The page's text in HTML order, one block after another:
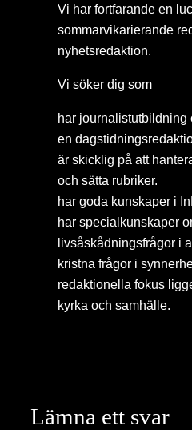
Vi har fortfarande en
sommarvikarierande
nyhetsredaktion.
Vi söker dig som
har journalistutbildning
en
är skicklig på att
och sätta rubriker.
har goda kunskaper i
har specialkunskaper
livsåskådningsfrågor i
kristna frågor i
redaktionella fokus
kyrka och samhälle.
Lämna ett svar